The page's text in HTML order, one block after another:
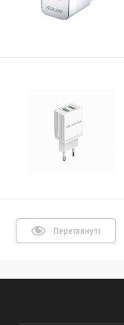
Переглянуті